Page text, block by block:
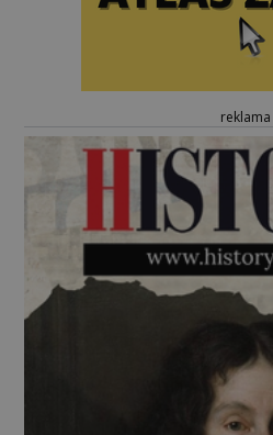
reklama